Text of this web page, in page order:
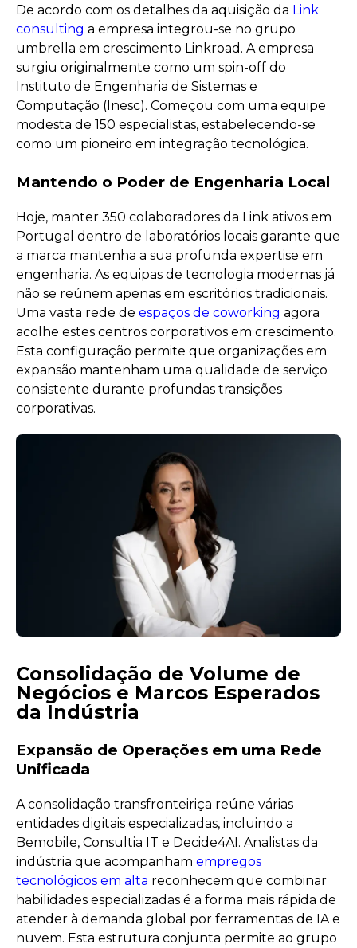
De acordo com os detalhes da aquisição da Link
consulting a empresa integrou-se no grupo
umbrella em crescimento Linkroad. A empresa
surgiu originalmente como um spin-off do
Instituto de Engenharia de Sistemas e
Computação (Inesc). Começou com uma equipe
modesta de 150 especialistas, estabelecendo-se
como um pioneiro em integração tecnológica.
Mantendo o Poder de Engenharia Local
Hoje, manter 350 colaboradores da Link ativos em
Portugal dentro de laboratórios locais garante que
a marca mantenha a sua profunda expertise em
engenharia. As equipas de tecnologia modernas já
não se reúnem apenas em escritórios tradicionais.
Uma vasta rede de espaços de coworking agora
acolhe estes centros corporativos em crescimento.
Esta configuração permite que organizações em
expansão mantenham uma qualidade de serviço
consistente durante profundas transições
corporativas.
Consolidação de Volume de
Negócios e Marcos Esperados
da Indústria
Expansão de Operações em uma Rede
Unificada
A consolidação transfronteiriça reúne várias
entidades digitais especializadas, incluindo a
Bemobile, Consultia IT e Decide4AI. Analistas da
indústria que acompanham empregos
tecnológicos em alta reconhecem que combinar
habilidades especializadas é a forma mais rápida de
atender à demanda global por ferramentas de IA e
nuvem. Esta estrutura conjunta permite ao grupo